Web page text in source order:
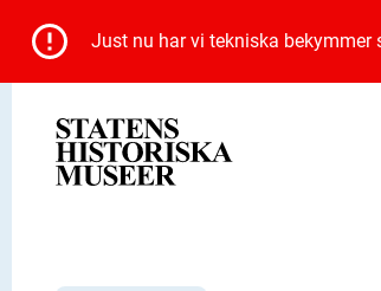
Just nu har vi tekniska bekymmer